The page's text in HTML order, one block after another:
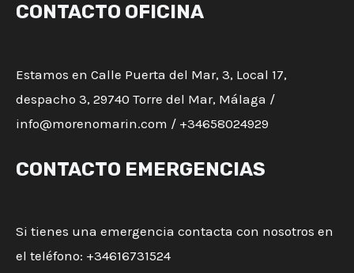
CONTACTO OFICINA
Estamos en Calle Puerta del Mar, 3, Local 17,
despacho 3, 29740 Torre del Mar, Málaga /
info@morenomarin.com / +34658024929
CONTACTO EMERGENCIAS
Si tienes una emergencia contacta con nosotros en
el teléfono: +34616731524